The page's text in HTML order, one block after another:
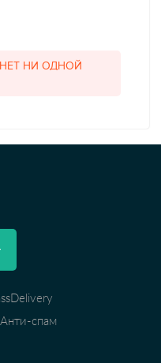
НИ ОДНОЙ
Анти-спам